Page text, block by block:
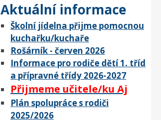
Aktuální informace
Školní jídelna přijme pomocnou
kuchařku/kuchaře
Rošárník - červen 2026
Informace pro rodiče dětí 1. tříd
a přípravné třídy 2026-2027
Přijmeme učitele/ku Aj
Plán spolupráce s rodiči
2025/2026